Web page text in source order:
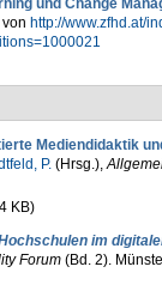
und Change
http://www.zfhd.at/
Mediendidaktik
P.(Hrsg.),
KB)
im
Forum(Bd. 2).